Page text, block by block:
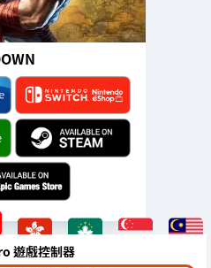
遊戲控制器